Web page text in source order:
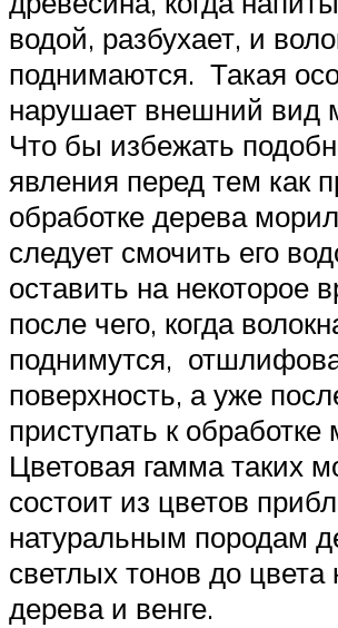
водой, разбухает, и
поднимаются. Такая
нарушает внешний вид
Что бы избежать
явления перед тем как
обработке дерева
следует смочить его
оставить на некоторое
после чего, когда
поднимутся,
поверхность, а уже
приступать к обработке
Цветовая гамма таких
состоит из цветов
натуральным породам
светлых тонов до цвета
дерева и венге.